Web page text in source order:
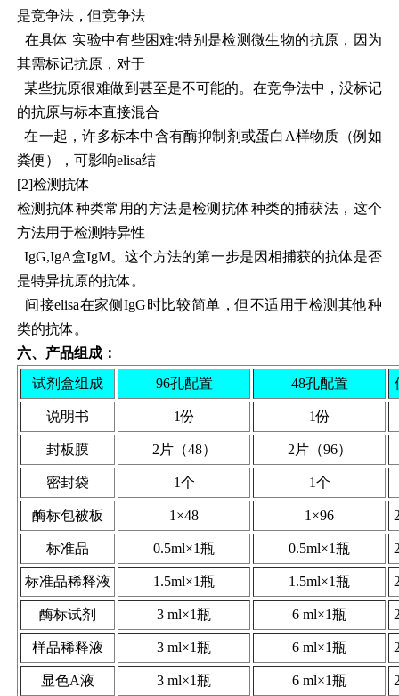
是竞争法，但竞争法
在具体 实验中有些困难;特别是检测微生物的抗原，因为
其需标记抗原，对于
某些抗原很难做到甚至是不可能的。在竞争法中，没标记
的抗原与标本直接混合
在一起，许多标本中含有酶抑制剂或蛋白A样物质（例如
粪便），可影响elisa结
[2]检测抗体
检测抗体种类常用的方法是检测抗体种类的捕获法，这个
方法用于检测特异性
IgG,IgA盒IgM。这个方法的第一步是因相捕获的抗体是否
是特异抗原的抗体。
间接elisa在家侧IgG时比较简单，但不适用于检测其他种
类的抗体。
六、 产品组成：
试剂盒组成
96孔配置 48孔配置
说明书 1份 1份
封板膜 2片（48） 2片（96）
密封袋 1个 1个
酶标包被板 1×48 1×96
标准品 0.5ml×1瓶 0.5ml×1瓶
标准品稀释液 1.5ml×1瓶 1.5ml×1瓶
酶标试剂 3 ml×1瓶 6 ml×1瓶
样品稀释液 3 ml×1瓶 6 ml×1瓶
显色A液 3 ml×1瓶 6 ml×1瓶